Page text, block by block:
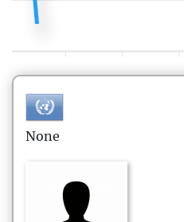
None